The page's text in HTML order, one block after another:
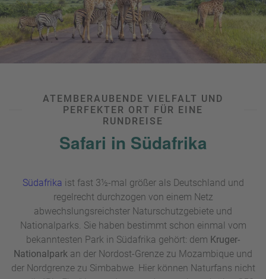
ATEMBERAUBENDE VIELFALT UND
PERFEKTER ORT FÜR EINE
RUNDREISE
Safari in Südafrika
Südafrika ist fast 3½-mal größer als Deutschland und
regelrecht durchzogen von einem Netz
abwechslungsreichster Naturschutzgebiete und
Nationalparks. Sie haben bestimmt schon einmal vom
bekanntesten Park in Südafrika gehört: dem Kruger-
Nationalpark an der Nordost-Grenze zu Mozambique und
der Nordgrenze zu Simbabwe. Hier können Naturfans nicht